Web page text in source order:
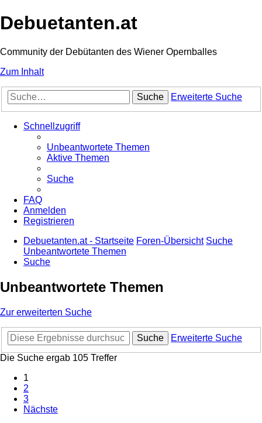
Debuetanten.at
Community der Debütanten des Wiener Opernballes
Zum Inhalt
Suche Erweiterte Suche
Schnellzugriff
Unbeantwortete Themen
Aktive Themen
Suche
FAQ
Anmelden
Registrieren
Debuetanten.at - Startseite Foren-Übersicht Suche
Unbeantwortete Themen
Suche
Unbeantwortete Themen
Zur erweiterten Suche
Suche
Erweiterte Suche
Die Suche ergab 105 Treffer
1
2
3
Nächste